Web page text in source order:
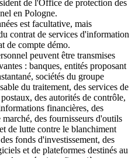
de l'Office de protection des
en Pologne.
est facultative, mais
contrat de services d'information
de compte démo.
peuvent être transmises
: banques, entités proposant
sociétés du groupe
du traitement, des services de
des autorités de contrôle,
financières, des
des fournisseurs d'outils
de lutte contre le blanchiment
fonds d'investissement, des
et de plateformes destinés au